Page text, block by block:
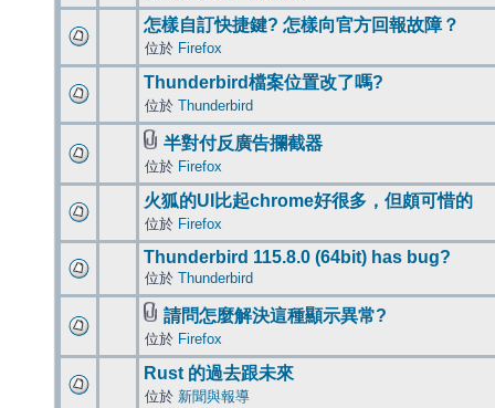
怎樣自訂快捷鍵? 怎樣向官方回報故障？
位於 Firefox
Thunderbird檔案位置改了嗎?
位於 Thunderbird
半對付反廣告攔截器
位於 Firefox
火狐的UI比起chrome好很多，但頗可惜的
位於 Firefox
Thunderbird 115.8.0 (64bit) has bug?
位於 Thunderbird
請問怎麼解決這種顯示異常?
位於 Firefox
Rust 的過去跟未來
位於 新聞與報導